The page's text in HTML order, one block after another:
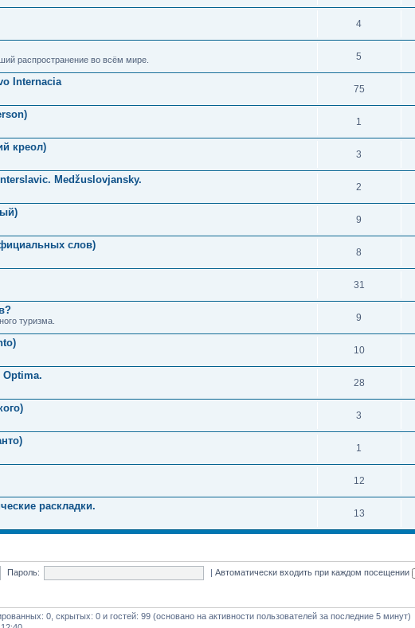
4
распространение во всём мире. 5
Internacia
75
1
креол)
3
Medžuslovjansky.
2
9
слов)
8
31
туризма. 9
10
28
3
1
12
раскладки.
13
Пароль: |Автоматически входить при каждом посещении
0, скрытых: 0 и гостей: 99 (основано на активности пользователей за последние 5 минут)